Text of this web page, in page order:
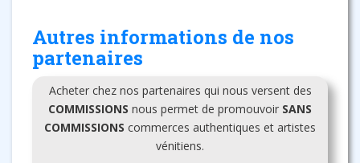
Autres informations de nos
partenaires
Acheter chez nos partenaires qui nous versent des
COMMISSIONS nous permet de promouvoir SANS
COMMISSIONS commerces authentiques et artistes
vénitiens.